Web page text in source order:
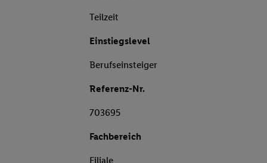
Teilzeit
Einstiegslevel
Berufseinsteiger
Referenz-Nr.
703695
Fachbereich
Filiale